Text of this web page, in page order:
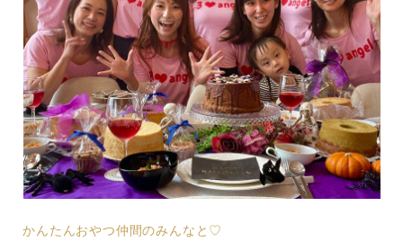
かんたんおやつ仲間のみんなと♡